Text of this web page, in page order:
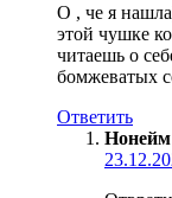
О , че я
этой чушке
читаешь о
бомжеватых
Ответить
Нонейм